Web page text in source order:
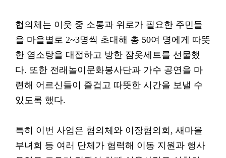
협의체는 이웃 중 소통과 위로가 필요한 주민들
을 마을별로 2~3명씩 초대해 총 50여 명에게 따뜻
한 염소탕을 대접하고 방한 잠옷세트를 선물했
다. 또한 전래놀이문화봉사단과 가수 공연을 마
련해 어르신들이 즐겁고 따뜻한 시간을 보낼 수
있도록 했다.
특히 이번 사업은 협의체와 이장협의회, 새마을
부녀회 등 여러 단체가 협력해 이동 지원과 행사